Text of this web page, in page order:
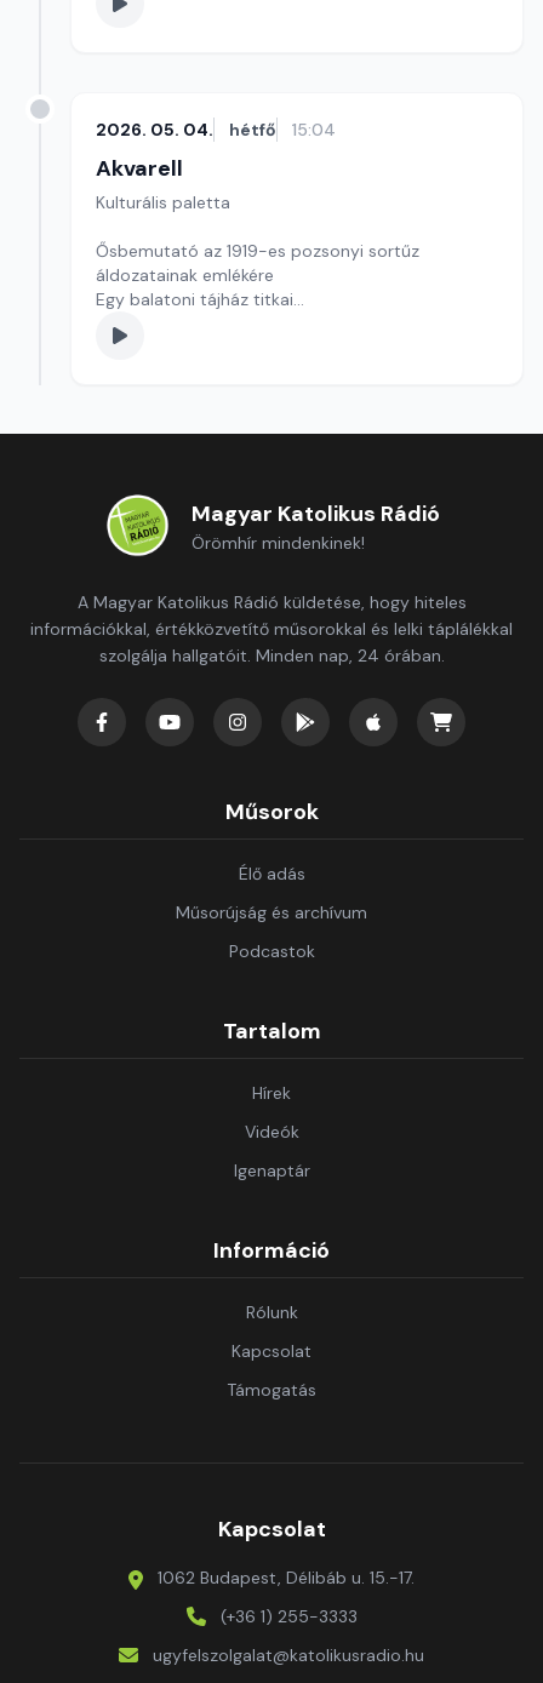
Szerkesztő: Tóth J. András
2026. 05. 04. hétfő 15:04
Akvarell
Kulturális paletta
Ősbemutató az 1919-es pozsonyi sortűz
áldozatainak emlékére
Egy balatoni tájház titkai
Kultúrmorzsa
Magyar Katolikus Rádió
Örömhír mindenkinek!
A Magyar Katolikus Rádió küldetése, hogy hiteles
információkkal, értékközvetítő műsorokkal és lelki táplálékkal
szolgálja hallgatóit. Minden nap, 24 órában.
Műsorok
Élő adás
Műsorújság és archívum
Podcastok
Tartalom
Hírek
Videók
Igenaptár
Információ
Rólunk
Kapcsolat
Támogatás
Kapcsolat
1062 Budapest, Délibáb u. 15.-17.
(+36 1) 255-3333
ugyfelszolgalat@katolikusradio.hu